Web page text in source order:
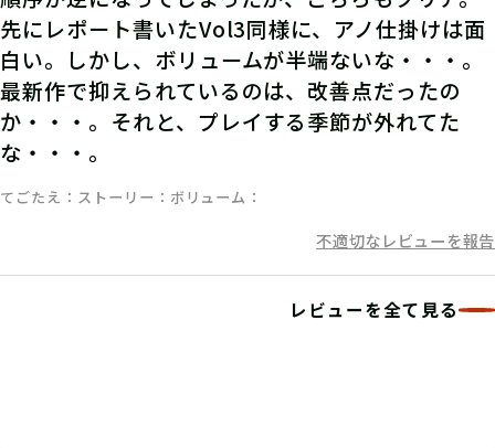
先にレポート書いたVol3同様に、アノ仕掛けは面
白い。しかし、ボリュームが半端ないな・・・。
最新作で抑えられているのは、改善点だったの
か・・・。それと、プレイする季節が外れてた
な・・・。
てごたえ ストーリー ボリューム
不適切なレビューを報告
レビューを全て見る